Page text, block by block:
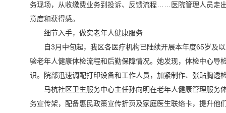
务现场，从收缴费业务到投诉、反馈流程……医院管理人员走
意度和获得感。
细节入手，做实老年人健康服务
自3月中旬起，我区各医疗机构已陆续开展本年度65岁及
验老年人健康体检流程和后勤保障情况。她发现，体检中心
识。院部迅速调配打印设备和工作人员，加紧制作、张贴胸
马杭社区卫生服务中心主任孙向明在老年人健康管理服务
务宣传架，配备惠民政策宣传折页及家庭医生联络卡，提升他